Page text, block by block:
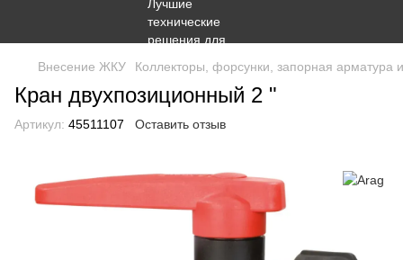
Внесение ЖКУ Коллекторы, форсунки, запорная
Кран двухпозиционный 2 "
Артикул: 45511107 Оставить отзыв